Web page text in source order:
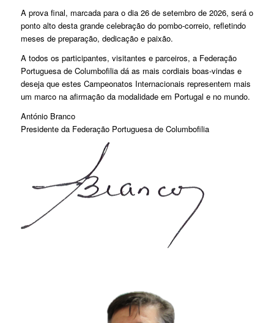
A prova final, marcada para o dia 26 de setembro de 2026, será o
ponto alto desta grande celebração do pombo-correio, refletindo
meses de preparação, dedicação e paixão.
A todos os participantes, visitantes e parceiros, a Federação
Portuguesa de Columbofilia dá as mais cordiais boas-vindas e
deseja que estes Campeonatos Internacionais representem mais
um marco na afirmação da modalidade em Portugal e no mundo.
António Branco
Presidente da Federação Portuguesa de Columbofilia